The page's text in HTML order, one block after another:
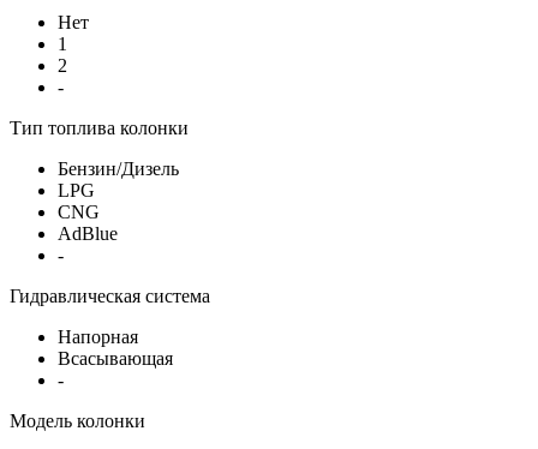
Нет
1
2
-
Тип топлива колонки
Бензин/Дизель
LPG
CNG
AdBlue
-
Гидравлическая система
Напорная
Всасывающая
-
Модель колонки